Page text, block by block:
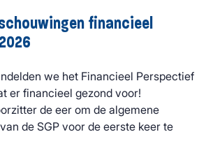
financieel
we het Financieel Perspectief
er financieel gezond voor!
de eer om de algemene
de SGP voor de eerste keer te